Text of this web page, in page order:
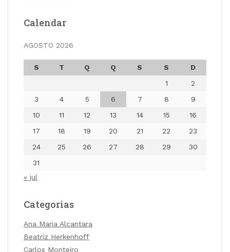
Calendar
AGOSTO 2026
S T Q Q S S
D
1
2
3
4 5 6 7 8
9
10
11 12 13 14 15
16
17
18 19 20 21 22
23
24
25 26 27 28 29
30
31
« jul
Categorias
Ana Maria Alcantara
Beatriz Herkenhoff
Carlos Monteiro